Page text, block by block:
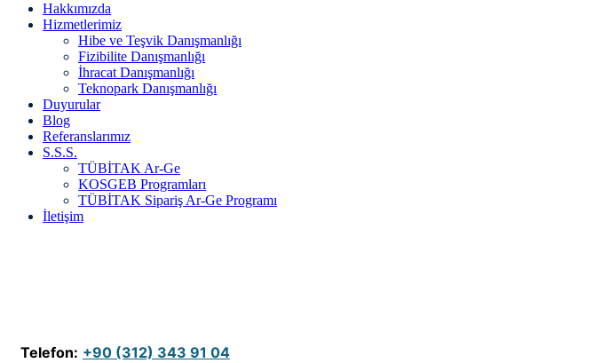
Hakkımızda
Hizmetlerimiz
Hibe ve Teşvik Danışmanlığı
Fizibilite Danışmanlığı
İhracat Danışmanlığı
Teknopark Danışmanlığı
Duyurular
Blog
Referanslarımız
S.S.S.
TÜBİTAK Ar-Ge
KOSGEB Programları
TÜBİTAK Sipariş Ar-Ge Programı
İletişim
Telefon: +90 (312) 343 91 04